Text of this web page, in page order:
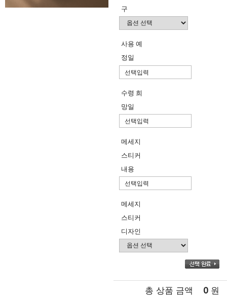
구
사용 예
정일
수령 희
망일
메세지
스티커
내용
메세지
스티커
디자인
총 상품 금액 0 원